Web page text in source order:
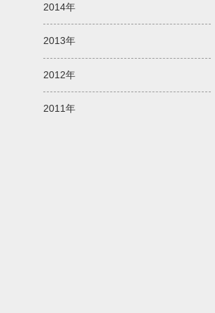
2014年
2013年
2012年
2011年